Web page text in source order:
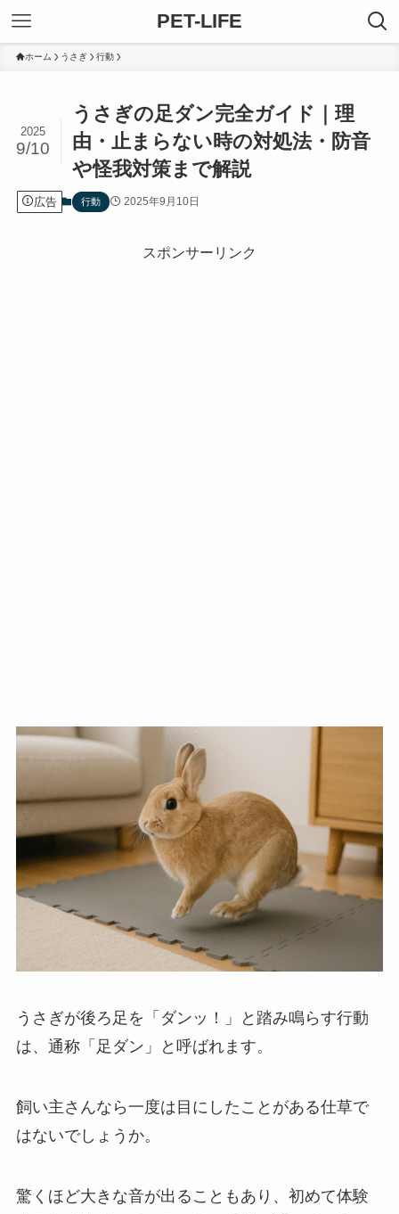
PET-LIFE
ホーム うさぎ 行動
うさぎの足ダン完全ガイド｜理
由・止まらない時の対処法・防音
や怪我対策まで解説
2025
9/10
広告 行動 2025年9月10日
スポンサーリンク
うさぎが後ろ足を「ダンッ！」と踏み鳴らす行動
は、通称「足ダン」と呼ばれます。
飼い主さんなら一度は目にしたことがある仕草で
はないでしょうか。
驚くほど大きな音が出ることもあり、初めて体験